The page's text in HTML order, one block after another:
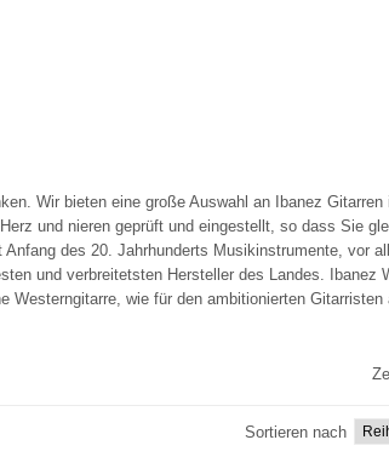
Wir bieten eine große Auswahl an Ibanez Gitarren
und nieren geprüft und eingestellt, so dass Sie
des 20. Jahrhunderts Musikinstrumente, vor
und verbreitetsten Hersteller des Landes. Ibanez
wie für den ambitionierten Gitarristen
Sortieren nach